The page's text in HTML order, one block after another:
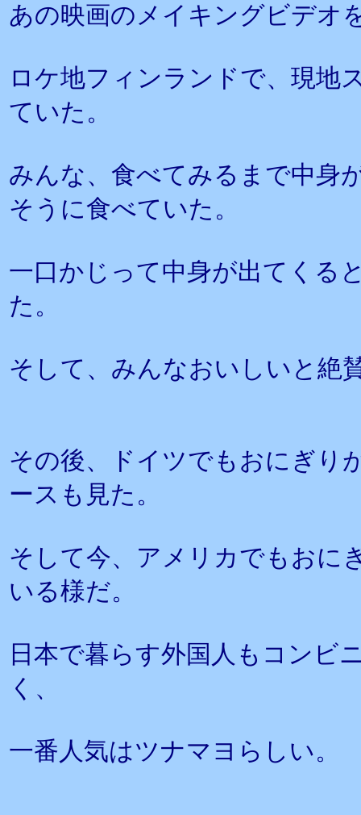
あの映画のメイキングビデオ
ロケ地フィンランドで、現地
ていた。
みんな、食べてみるまで中身
そうに食べていた。
一口かじって中身が出てくる
た。
そして、みんなおいしいと絶
その後、ドイツでもおにぎり
ースも見た。
そして今、アメリカでもおに
いる様だ。
日本で暮らす外国人もコンビ
く、
一番人気はツナマヨらしい。